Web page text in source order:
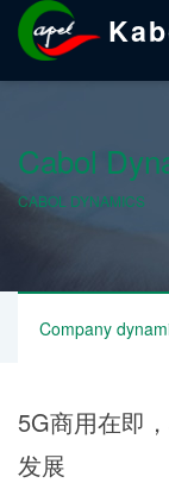
Cabol
CABOL DYNAMICS
Company
5G商用在即
发展